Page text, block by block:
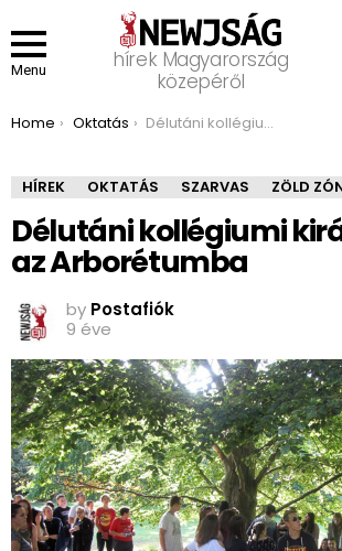
Menu
hírek Magyarország
közepéről
You are here:
Home Oktatás Délutáni kollégiumi kirándulás az Arborétumba
HÍREK OKTATÁS SZARVAS ZÖLD
Délutáni kollégiumi
az Arborétumba
by Postafiók
9 éve